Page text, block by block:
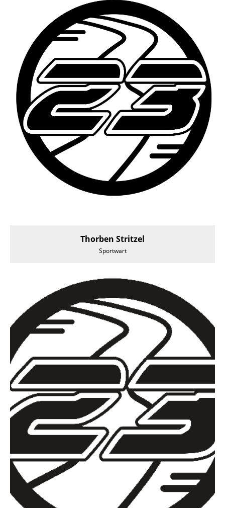
Thorben Stritzel
Sportwart